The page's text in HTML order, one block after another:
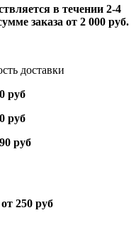
в течении 2-4
заказа от 2 000 руб.
руб
руб
руб
250 руб